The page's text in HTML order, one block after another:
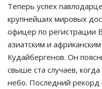
Теперь успех
крупнейших мировых
офицер по регистрации
азиатским и
Кудайбергенов. Он
свыше ста случаев,
небо. Последний рекорд